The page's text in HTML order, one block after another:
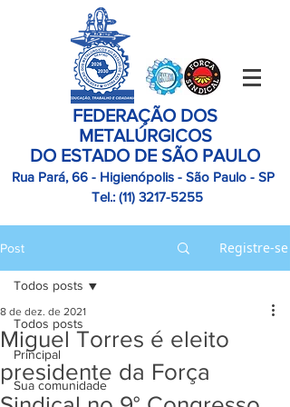
FEDERAÇÃO DOS
METALÚRGICOS
DO ESTADO DE SÃO PAULO
Rua Pará, 66 - Higienópolis - São Paulo - SP
Tel.: (11) 3217-5255
Post Registre-se
Todos posts
Principal
Sua comunidade
Todos posts
Miguel Torres é eleito
presidente da Força
8 de dez. de 2021